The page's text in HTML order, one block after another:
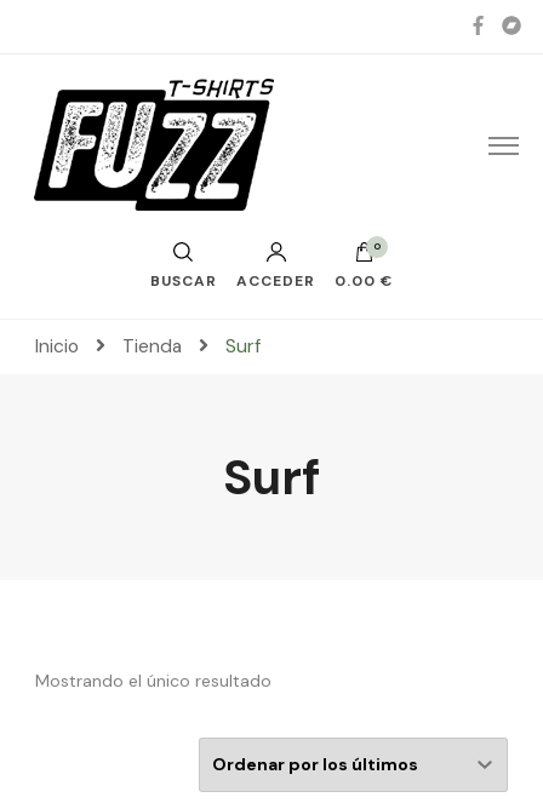
BUSCAR ACCEDER
0
0.00 €
Inicio Tienda Surf
Surf
Mostrando el único resultado